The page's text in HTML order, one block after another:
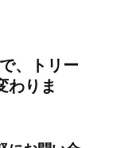
、トリー
わりま